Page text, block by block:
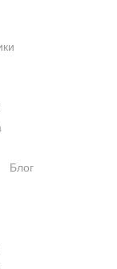
Блог